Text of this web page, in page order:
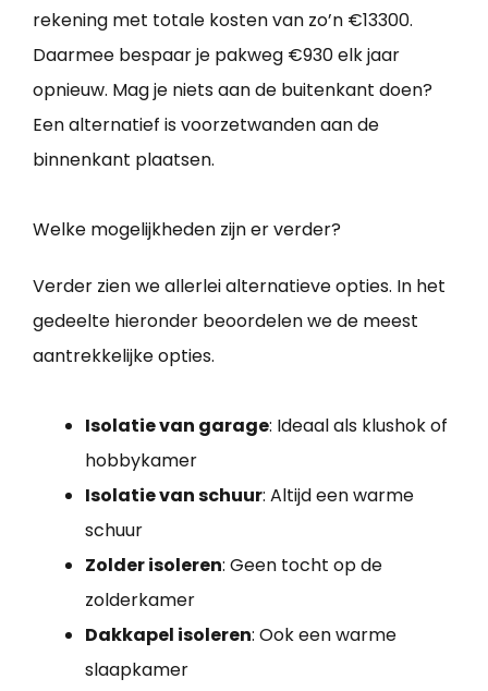
rekening met totale kosten van zo’n €13300.
Daarmee bespaar je pakweg €930 elk jaar
opnieuw. Mag je niets aan de buitenkant doen?
Een alternatief is voorzetwanden aan de
binnenkant plaatsen.
Welke mogelijkheden zijn er verder?
Verder zien we allerlei alternatieve opties. In het
gedeelte hieronder beoordelen we de meest
aantrekkelijke opties.
Isolatie van garage: Ideaal als klushok of
hobbykamer
Isolatie van schuur: Altijd een warme
schuur
Zolder isoleren: Geen tocht op de
zolderkamer
Dakkapel isoleren: Ook een warme
slaapkamer